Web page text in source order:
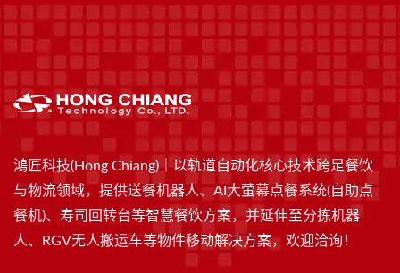
鴻匠科技(Hong Chiang)｜以轨道自动化核心技术跨足餐饮
与物流领域，提供送餐机器人、AI大萤幕点餐系统(自助点
餐机)、寿司回转台等智慧餐饮方案，并延伸至分拣机器
人、RGV无人搬运车等物件移动解决方案，欢迎洽询！